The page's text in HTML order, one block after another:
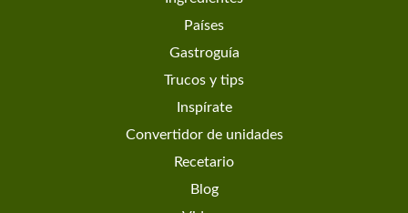
Países
Gastroguía
Trucos y tips
Inspírate
Convertidor de unidades
Recetario
Blog